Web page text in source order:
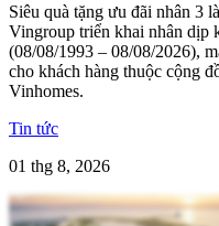
Siêu quà tặng ưu đãi nhân 3
Vingroup triển khai nhân dịp
(08/08/1993 – 08/08/2026),
cho khách hàng thuộc cộng
Vinhomes.
Tin tức
01 thg 8, 2026